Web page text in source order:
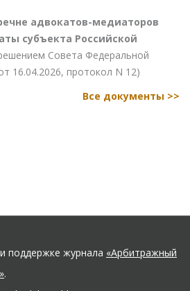
адвокатов-медиаторов
субъекта Российской
Совета Федеральной
16.04.2026, протокол N 12)
Все документы >>
поддержке журнала «Арбитражный
.